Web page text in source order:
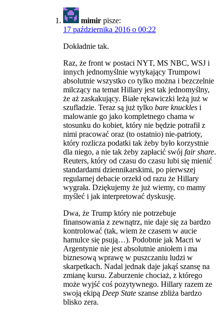
mimir pisze:
17 października 2016 o 00:22
Dokładnie tak.
Raz, że front w postaci NYT, MS NBC, WSJ i
innych jednomyślnie wytykający Trumpowi
absolutnie wszystko co tylko można i bezczelnie
milczący na temat Hillary jest tak jednomyślny,
że aż zaskakujący. Białe rękawiczki leżą już w
szufladzie. Teraz są już tylko bare knuckles i
malowanie go jako kompletnego chama w
stosunku do kobiet, który nie będzie potrafił z
nimi pracować oraz (to ostatnio) nie-patrioty,
który rozlicza podatki tak żeby było korzystnie
dla niego, a nie tak żeby zapłacić swój fair share.
Reuters, który od czasu do czasu lubi się mienić
standardami dziennikarskimi, po pierwszej
regularnej debacie orzekł od razu że Hillary
wygrała. Dziękujemy że już wiemy, co mamy
myśleć i jak interpretować dyskusję.
Dwa, że Trump który nie potrzebuje
finansowania z zewnątrz, nie daje się za bardzo
kontrolować (tak, wiem że czasem w aucie
hamulce się psują…). Podobnie jak Macri w
Argentynie nie jest absolutnie aniołem i ma
biznesową wprawę w puszczaniu ludzi w
skarpetkach. Nadal jednak daje jakąś szansę na
zmianę kursu. Zaburzenie chociaż, z którego
może wyjść coś pozytywnego. Hillary razem ze
swoją ekipą Deep State szanse zbliża bardzo
blisko zera.